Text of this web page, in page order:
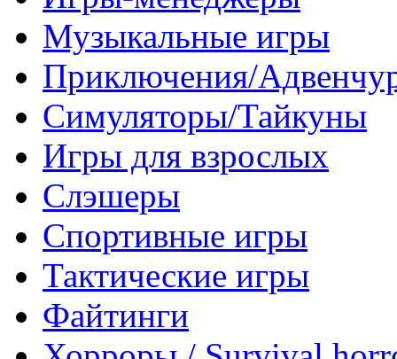
Музыкальные игры
Приключения/
Симуляторы/Тайкуны
Игры для взрослых
Слэшеры
Спортивные игры
Тактические игры
Файтинги